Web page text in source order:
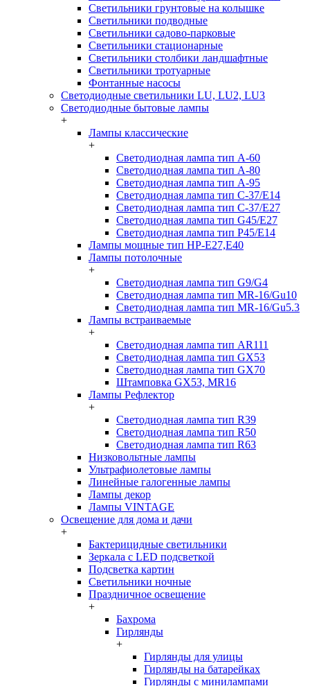
Светильники грунтовые на колышке
Светильники подводные
Светильники садово-парковые
Светильники стационарные
Светильники столбики ландшафтные
Светильники тротуарные
Фонтанные насосы
Светодиодные светильники LU, LU2, LU3
Светодиодные бытовые лампы
+
Лампы классические
+
Светодиодная лампа тип A-60
Светодиодная лампа тип A-80
Светодиодная лампа тип A-95
Светодиодная лампа тип C-37/Е14
Светодиодная лампа тип C-37/Е27
Светодиодная лампа тип G45/E27
Светодиодная лампа тип P45/E14
Лампы мощные тип HP-E27,E40
Лампы потолочные
+
Светодиодная лампа тип G9/G4
Светодиодная лампа тип MR-16/Gu10
Светодиодная лампа тип MR-16/Gu5.3
Лампы встраиваемые
+
Светодиодная лампа тип AR111
Светодиодная лампа тип GX53
Светодиодная лампа тип GX70
Штамповка GX53, MR16
Лампы Рефлектор
+
Светодиодная лампа тип R39
Светодиодная лампа тип R50
Светодиодная лампа тип R63
Низковольтные лампы
Ультрафиолетовые лампы
Линейные галогенные лампы
Лампы декор
Лампы VINTAGE
Освещение для дома и дачи
+
Бактерицидные светильники
Зеркала с LED подсветкой
Подсветка картин
Светильники ночные
Праздничное освещение
+
Бахрома
Гирлянды
+
Гирлянды для улицы
Гирлянды на батарейках
Гирлянды с минилампами